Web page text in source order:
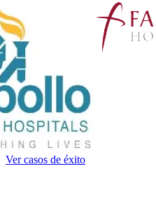
Ver casos de éxito